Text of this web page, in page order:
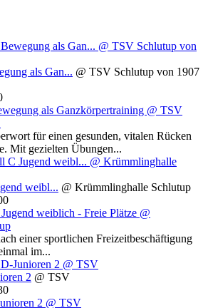
als Gan... @ TSV Schlutup von
als Gan... @ TSV Schlutup von 1907
für einen gesunden, vitalen Rücken
Mit gezielten Übungen...
C Jugend weibl... @ Krümmlinghalle
weibl... @ Krümmlinghalle Schlutup
einer sportlichen Freizeitbeschäftigung
im...
Junioren 2 @ TSV
2 @ TSV